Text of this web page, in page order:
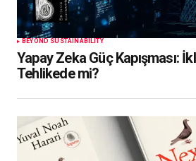
BEYOND SUSTAINABILITY
Yapay Zeka Güç Kapışması:
Tehlikede mi?